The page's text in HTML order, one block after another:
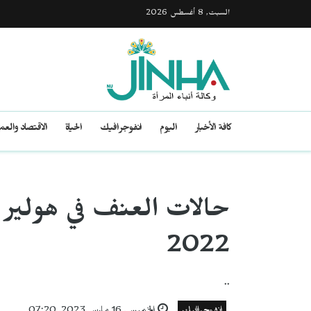
السبت, 8 أغسطس 2026
كافة الأخبار اليوم انفوجرافيك الحياة الاقتصاد
حالات العنف في هولير
2022
..